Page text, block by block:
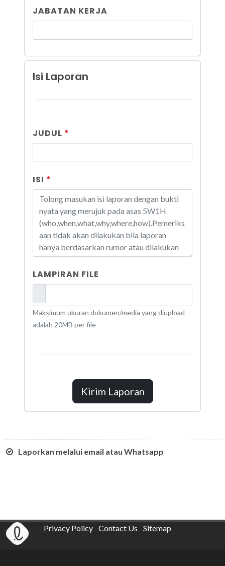
JABATAN KERJA
Isi Laporan
JUDUL *
ISI *
LAMPIRAN FILE
Maksimum ukuran dokumen/media yang diupload
adalah 20MB per file
Kirim Laporan
Laporkan melalui email atau Whatsapp
Privacy Policy Contact Us Sitemap